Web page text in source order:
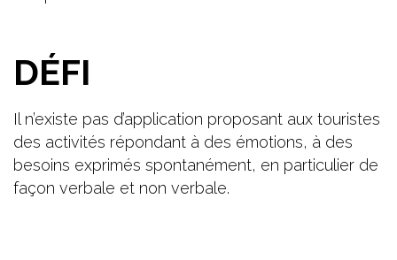
DÉFI
Il n’existe pas d’application proposant aux touristes
des activités répondant à des émotions, à des
besoins exprimés spontanément, en particulier de
façon verbale et non verbale.